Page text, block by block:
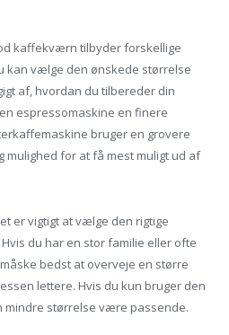
kaffekværn tilbyder forskellige
kan vælge den ønskede størrelse
af, hvordan du tilbereder din
espressomaskine en finere
bruger en grovere
mulighed for at få mest muligt ud af
er vigtigt at vælge den rigtige
du har en stor familie eller ofte
bedst at overveje en større
lettere. Hvis du kun bruger den
mindre størrelse være passende.